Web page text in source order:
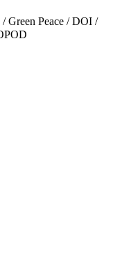
Green Peace / DOI /